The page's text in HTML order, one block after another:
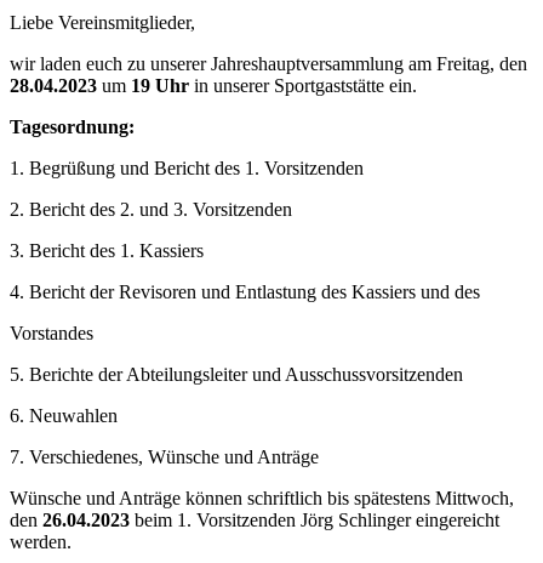
Liebe Vereinsmitglieder,
wir laden euch zu unserer Jahreshauptversammlung am Freitag, den
28.04.2023 um 19 Uhr in unserer Sportgaststätte ein.
Tagesordnung:
1. Begrüßung und Bericht des 1. Vorsitzenden
2. Bericht des 2. und 3. Vorsitzenden
3. Bericht des 1. Kassiers
4. Bericht der Revisoren und Entlastung des Kassiers und des
Vorstandes
5. Berichte der Abteilungsleiter und Ausschussvorsitzenden
6. Neuwahlen
7. Verschiedenes, Wünsche und Anträge
Wünsche und Anträge können schriftlich bis spätestens Mittwoch,
den 26.04.2023 beim 1. Vorsitzenden Jörg Schlinger eingereicht
werden.